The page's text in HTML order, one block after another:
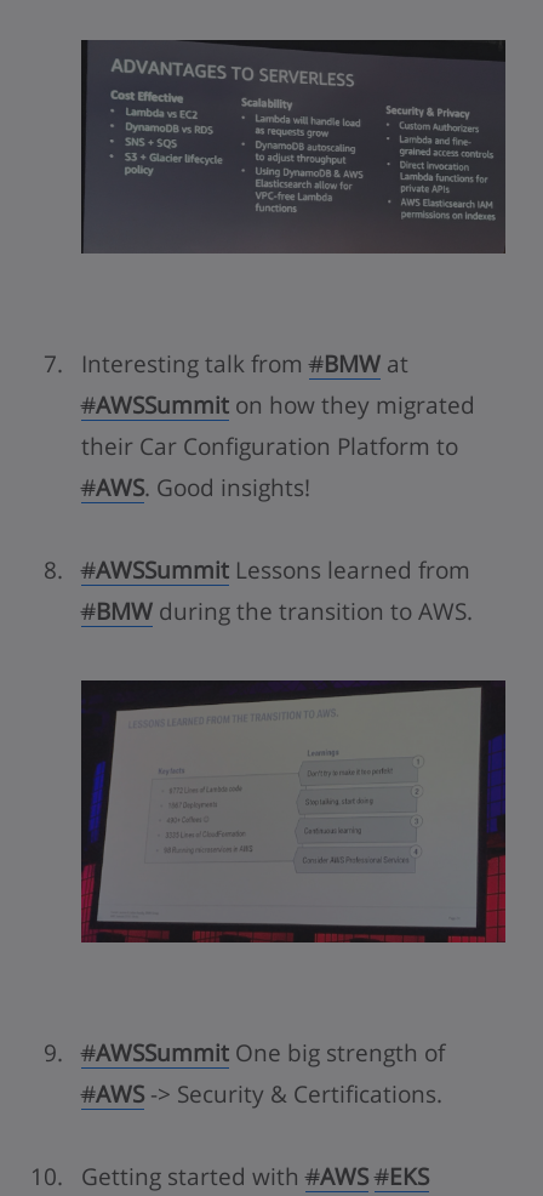
Interesting talk from#BMWat
#AWSSummiton how they migrated
their Car Configuration Platform to
#AWS. Good insights!
#AWSSummitLessons learned from
#BMWduring the transition to AWS.
#AWSSummitOne big strength of
#AWS-> Security & Certifications.
Getting started with#AWS#EKS